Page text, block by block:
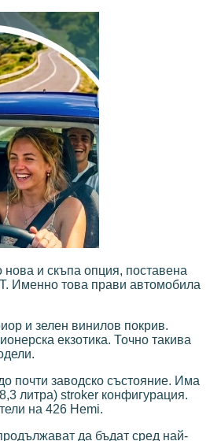
нова и скъпа опция, поставена
Именно това прави автомобила
и зелен винилов покрив.
екзотика. Точно такива
почти заводско състояние. Има
литра) stroker конфигурация.
на 426 Hemi.
да бъдат сред най-